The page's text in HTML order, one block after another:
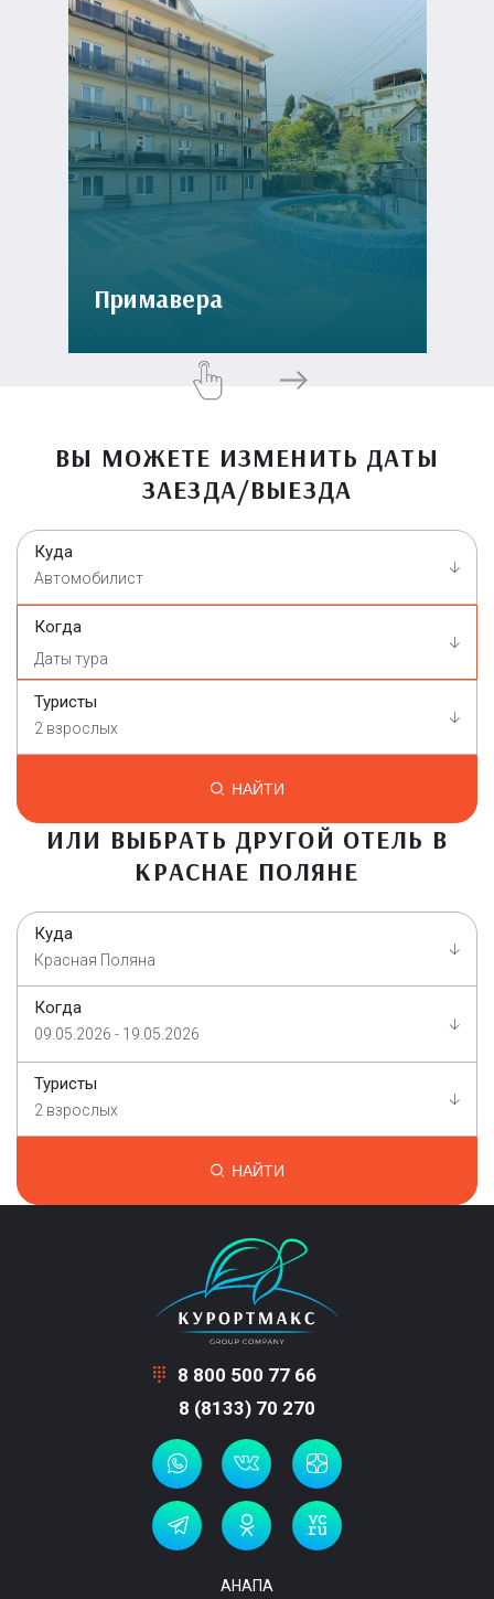
Примавера
ВЫ МОЖЕТЕ ИЗМЕНИТЬ ДАТЫ
ЗАЕЗДА/ВЫЕЗДА
Куда
Автомобилист
Когда
Туристы
2 взрослых
НАЙТИ
ИЛИ ВЫБРАТЬ ДРУГОЙ ОТЕЛЬ В
КРАСНАЕ ПОЛЯНЕ
Куда
Красная Поляна
Когда
09.05.2026 - 19.05.2026
Туристы
2 взрослых
НАЙТИ
8 800 500 77 66
8 (8133) 70 270
АНАПА